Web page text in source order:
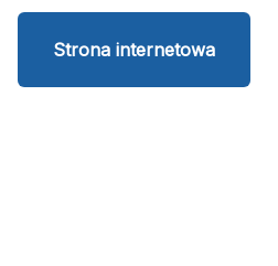
Strona internetowa